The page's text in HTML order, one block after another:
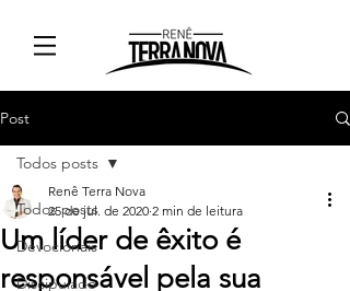
Post
Todos posts
Devocionais
Discipulado
Todos posts
Um líder de êxito é
responsável pela sua
Renê Terra Nova
25 de jul. de 2020 2 min de leitura